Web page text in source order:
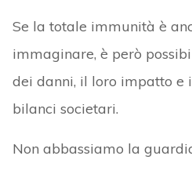
Se la totale immunità è
immaginare, è però
dei danni, il loro impatto e
bilanci societari.
Non abbassiamo la